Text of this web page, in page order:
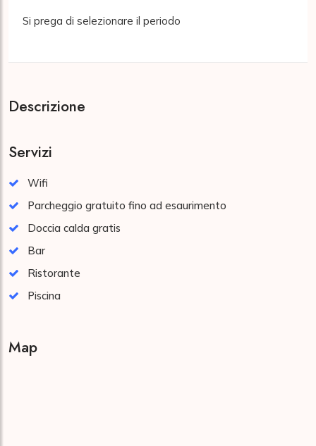
Si prega di selezionare il periodo
Descrizione
Servizi
Wifi
Parcheggio gratuito fino ad esaurimento
Doccia calda gratis
Bar
Ristorante
Piscina
Map